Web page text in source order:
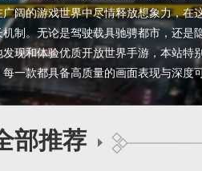
阔的游戏世界中尽情释放想象力，在
制。无论是驾驶载具驰骋都市，还是
现和体验优质开放世界手游，本站特
一款都具备高质量的画面表现与深度
部推荐